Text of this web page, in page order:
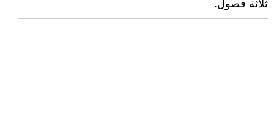
ثلاثة فصول.